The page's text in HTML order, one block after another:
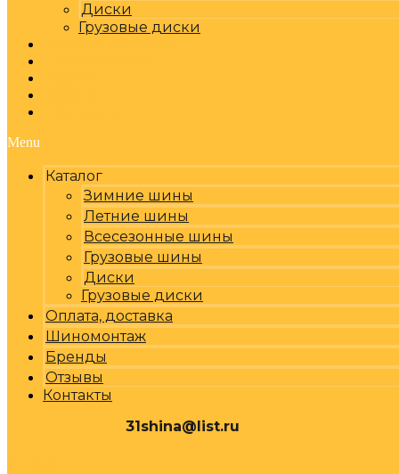
Диски
Грузовые диски
Menu
Каталог
Зимние шины
Летние шины
Всесезонные шины
Грузовые шины
Диски
Грузовые диски
Оплата, доставка
Шиномонтаж
Бренды
Отзывы
Контакты
31shina@list.ru